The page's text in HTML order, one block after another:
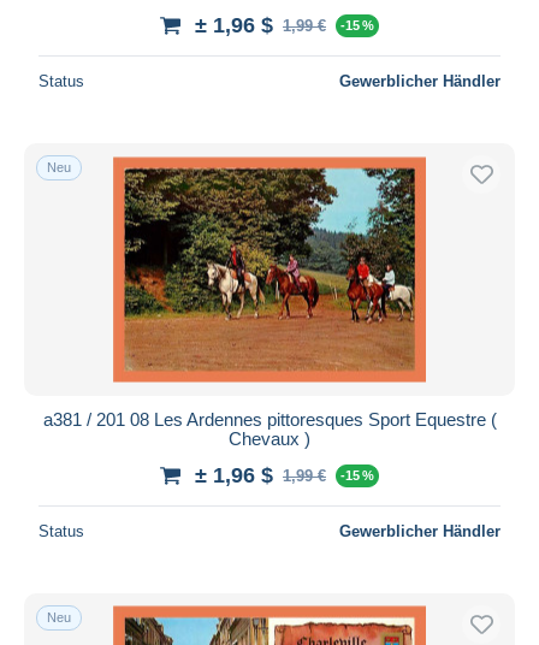
± 1,96 $ 1,99 € -15 %
Status Gewerblicher Händler
Neu
a381 / 201 08 Les Ardennes pittoresques Sport Equestre (
Chevaux )
± 1,96 $ 1,99 € -15 %
Status Gewerblicher Händler
Neu